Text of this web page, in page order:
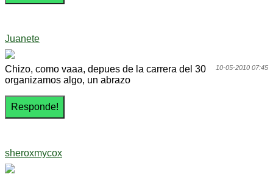
Juanete
10-05-2010 07:45
Chizo, como vaaa, depues de la carrera del 30
organizamos algo, un abrazo
sheroxmycox